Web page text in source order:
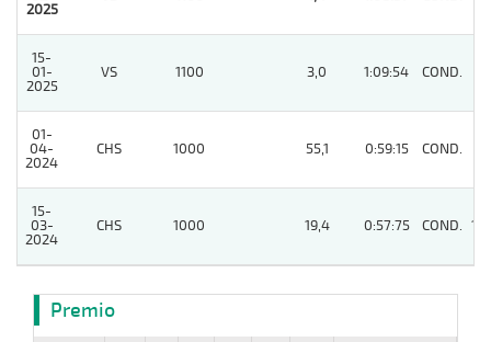
2025
15-
01-
2025
VS 1100 3,0 1:09:54 COND.
01-
04-
2024
CHS 1000 55,1 0:59:15 COND.
15-
03-
2024
CHS 1000 19,4 0:57:75 COND. 10
Premio